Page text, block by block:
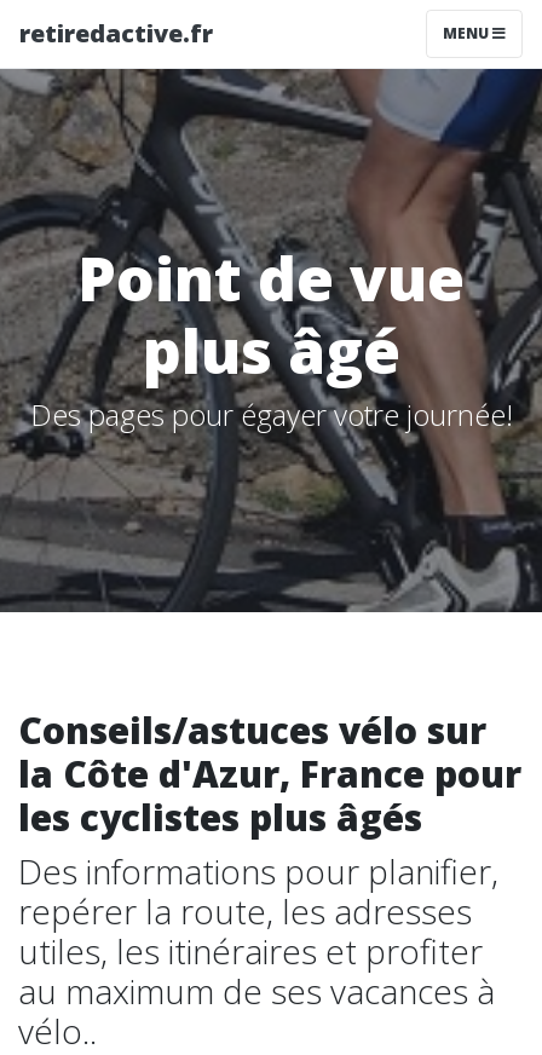
retiredactive.fr MENU
Point de vue
plus âgé
Des pages pour égayer votre journée!
Conseils/astuces vélo sur
la Côte d'Azur, France pour
les cyclistes plus âgés
Des informations pour planifier,
repérer la route, les adresses
utiles, les itinéraires et profiter
au maximum de ses vacances à
vélo..